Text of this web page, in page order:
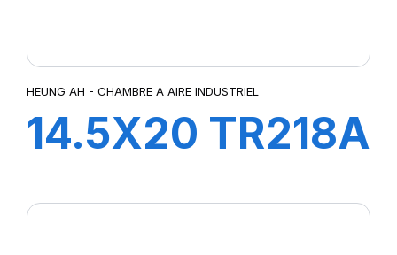
HEUNG AH - CHAMBRE A AIRE INDUSTRIEL
14.5X20 TR218A